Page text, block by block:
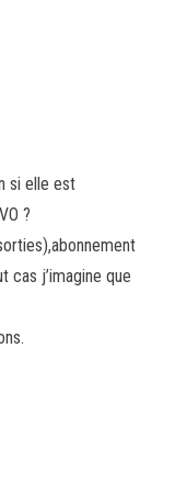
si elle est
?
cas j’imagine que